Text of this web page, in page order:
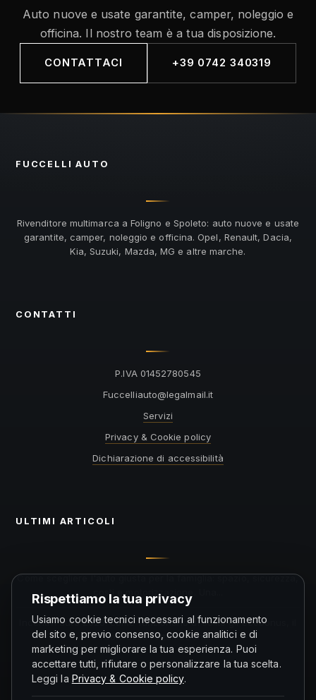
Auto nuove e usate garantite, camper, noleggio e
officina. Il nostro team è a tua disposizione.
CONTATTACI +39 0742 340319
FUCCELLI AUTO
Rivenditore multimarca a Foligno e Spoleto: auto nuove e usate
garantite, camper, noleggio e officina. Opel, Renault, Dacia,
Kia, Suzuki, Mazda, MG e altre marche.
CONTATTI
P.IVA 01452780545
ti.liamlagel
@otuailleccuF
Servizi
Privacy & Cookie policy
Dichiarazione di accessibilità
ULTIMI ARTICOLI
Come scegliere l'auto giusta per la famiglia: spazio, sicurezza,
costi e motorizzazione. Una...
Incentivi auto 2026: come funzionano di solito gli ecobonus, il
ruolo della rottamazione...
Rispettiamo la tua privacy
Usiamo cookie tecnici necessari al funzionamento
del sito e, previo consenso, cookie analitici e di
marketing per migliorare la tua esperienza. Puoi
accettare tutti, rifiutare o personalizzare la tua scelta.
Leggi la Privacy & Cookie policy.